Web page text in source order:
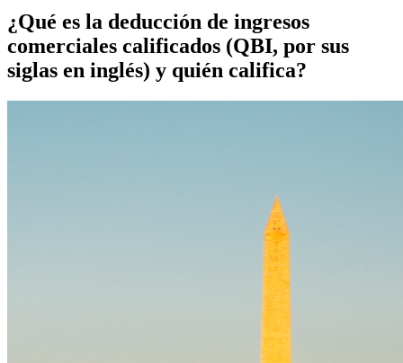
¿Qué es la deducción de ingresos
comerciales calificados (QBI, por sus
siglas en inglés) y quién califica?